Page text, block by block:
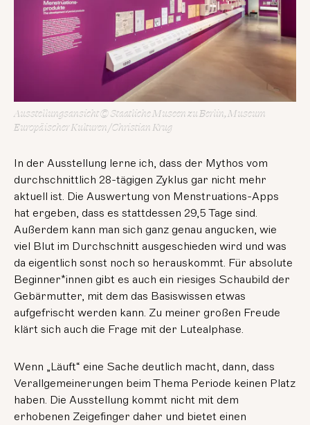
Ausstellungsansicht © Staatliche Museen zu Berlin, Museum
Europäischer Kulturen / Christian Krug
In der Ausstellung lerne ich, dass der Mythos vom
durchschnittlich 28-tägigen Zyklus gar nicht mehr
aktuell ist. Die Auswertung von Menstruations-Apps
hat ergeben, dass es stattdessen 29,5 Tage sind.
Außerdem kann man sich ganz genau angucken, wie
viel Blut im Durchschnitt ausgeschieden wird und was
da eigentlich sonst noch so herauskommt. Für absolute
Beginner*innen gibt es auch ein riesiges Schaubild der
Gebärmutter, mit dem das Basiswissen etwas
aufgefrischt werden kann. Zu meiner großen Freude
klärt sich auch die Frage mit der Lutealphase.
Wenn „Läuft“ eine Sache deutlich macht, dann, dass
Verallgemeinerungen beim Thema Periode keinen Platz
haben. Die Ausstellung kommt nicht mit dem
erhobenen Zeigefinger daher und bietet einen